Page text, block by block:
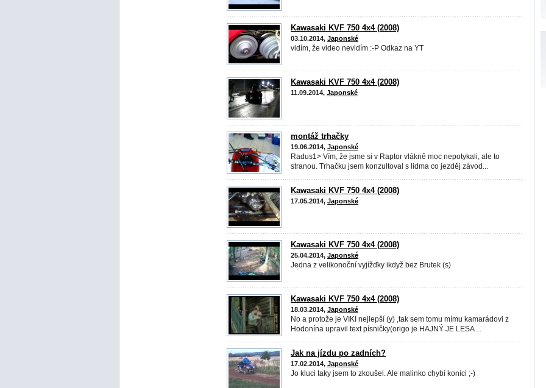
Kawasaki KVF 750 4x4 (2008)
03.10.2014, Japonské
vidím, že video nevidím :-P Odkaz na YT
Kawasaki KVF 750 4x4 (2008)
11.09.2014, Japonské
montáž trhačky
19.06.2014, Japonské
Radus1> Vím, že jsme si v Raptor vlákně moc nepotykali, ale to
stranou. Trhačku jsem konzultoval s lidma co jezděj závod...
Kawasaki KVF 750 4x4 (2008)
17.05.2014, Japonské
Kawasaki KVF 750 4x4 (2008)
25.04.2014, Japonské
Jedna z velikonoční vyjížďky ikdyž bez Brutek (s)
Kawasaki KVF 750 4x4 (2008)
18.03.2014, Japonské
No a protože je VIKI nejlepší (y) ,tak sem tomu mímu kamarádovi z
Hodonína upravil text písničky(origo je HAJNÝ JE LESA ...
Jak na jízdu po zadních?
17.02.2014, Japonské
Jo kluci taky jsem to zkoušel. Ale malinko chybí koníci ;-)